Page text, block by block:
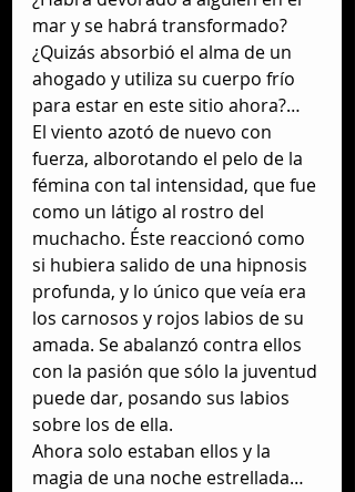
mar y se habrá transformado?
¿Quizás absorbió el alma de un
ahogado y utiliza su cuerpo frío
para estar en este sitio ahora?…
El viento azotó de nuevo con
fuerza, alborotando el pelo de la
fémina con tal intensidad, que fue
como un látigo al rostro del
muchacho. Éste reaccionó como
si hubiera salido de una hipnosis
profunda, y lo único que veía era
los carnosos y rojos labios de su
amada. Se abalanzó contra ellos
con la pasión que sólo la juventud
puede dar, posando sus labios
sobre los de ella.
Ahora solo estaban ellos y la
magia de una noche estrellada…